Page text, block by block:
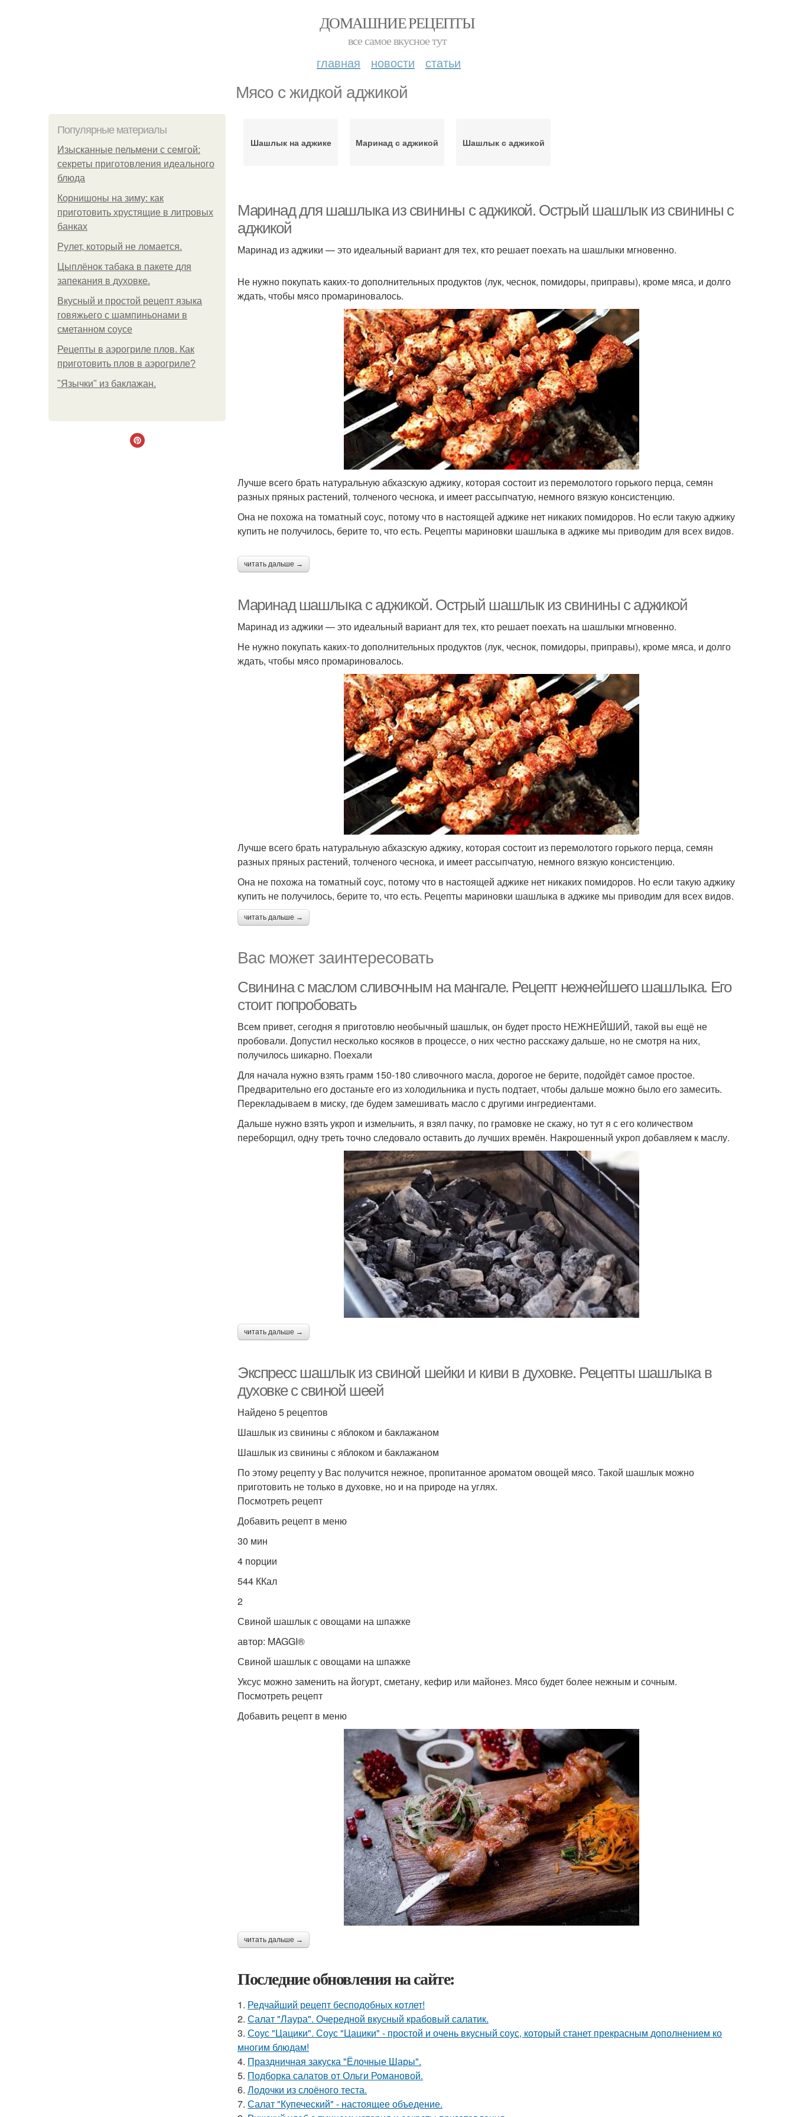
ДОМАШНИЕ РЕЦЕПТЫ
все самое вкусное тут
главная новости статьи
Мясо с жидкой аджикой
Популярные материалы
Изысканные пельмени с семгой:
секреты приготовления идеального
блюда
Корнишоны на зиму: как
приготовить хрустящие в литровых
банках
Рулет, который не ломается.
Цыплёнок табака в пакете для
запекания в духовке.
Вкусный и простой рецепт языка
говяжьего с шампиньонами в
сметанном соусе
Рецепты в аэрогриле плов. Как
приготовить плов в аэрогриле?
"Язычки" из баклажан.
Шашлык на аджике Маринад с аджикой Шашлык с аджикой
Маринад для шашлыка из свинины с аджикой. Острый шашлык из свинины с
аджикой
Маринад из аджики — это идеальный вариант для тех, кто решает поехать на шашлыки мгновенно.
Не нужно покупать каких-то дополнительных продуктов (лук, чеснок, помидоры, приправы), кроме мяса, и долго
ждать, чтобы мясо промариновалось.
Лучше всего брать натуральную абхазскую аджику, которая состоит из перемолотого горького перца, семян
разных пряных растений, толченого чеснока, и имеет рассыпчатую, немного вязкую консистенцию.
Она не похожа на томатный соус, потому что в настоящей аджике нет никаких помидоров. Но если такую аджику
купить не получилось, берите то, что есть. Рецепты мариновки шашлыка в аджике мы приводим для всех видов.
читать дальше →
Маринад шашлыка с аджикой. Острый шашлык из свинины с аджикой
Маринад из аджики — это идеальный вариант для тех, кто решает поехать на шашлыки мгновенно.
Не нужно покупать каких-то дополнительных продуктов (лук, чеснок, помидоры, приправы), кроме мяса, и долго
ждать, чтобы мясо промариновалось.
Лучше всего брать натуральную абхазскую аджику, которая состоит из перемолотого горького перца, семян
разных пряных растений, толченого чеснока, и имеет рассыпчатую, немного вязкую консистенцию.
Она не похожа на томатный соус, потому что в настоящей аджике нет никаких помидоров. Но если такую аджику
купить не получилось, берите то, что есть. Рецепты мариновки шашлыка в аджике мы приводим для всех видов.
читать дальше →
Вас может заинтересовать
Свинина с маслом сливочным на мангале. Рецепт нежнейшего шашлыка. Его
стоит попробовать
Всем привет, сегодня я приготовлю необычный шашлык, он будет просто НЕЖНЕЙШИЙ, такой вы ещё не
пробовали. Допустил несколько косяков в процессе, о них честно расскажу дальше, но не смотря на них,
получилось шикарно. Поехали
Для начала нужно взять грамм 150-180 сливочного масла, дорогое не берите, подойдёт самое простое.
Предварительно его достаньте его из холодильника и пусть подтает, чтобы дальше можно было его замесить.
Перекладываем в миску, где будем замешивать масло с другими ингредиентами.
Дальше нужно взять укроп и измельчить, я взял пачку, по грамовке не скажу, но тут я с его количеством
переборщил, одну треть точно следовало оставить до лучших времён. Накрошенный укроп добавляем к маслу.
читать дальше →
Экспресс шашлык из свиной шейки и киви в духовке. Рецепты шашлыка в
духовке с свиной шеей
Найдено 5 рецептов
Шашлык из свинины с яблоком и баклажаном
Шашлык из свинины с яблоком и баклажаном
По этому рецепту у Вас получится нежное, пропитанное ароматом овощей мясо. Такой шашлык можно
приготовить не только в духовке, но и на природе на углях.
Посмотреть рецепт
Добавить рецепт в меню
30 мин
4 порции
544 ККал
2
Свиной шашлык с овощами на шпажке
автор: MAGGI®
Свиной шашлык с овощами на шпажке
Уксус можно заменить на йогурт, сметану, кефир или майонез. Мясо будет более нежным и сочным.
Посмотреть рецепт
Добавить рецепт в меню
читать дальше →
Последние обновления на сайте:
1. Редчайший рецепт бесподобных котлет!
2. Салат "Лаура". Очередной вкусный крабовый салатик.
3. Соус "Цацики". Соус "Цацики" - простой и очень вкусный соус, который станет прекрасным дополнением ко
многим блюдам!
4. Праздничная закуска "Ёлочные Шары".
5. Подборка салатов от Ольги Романовой.
6. Лодочки из слоёного теста.
7. Салат "Купеческий" - настоящее объедение.